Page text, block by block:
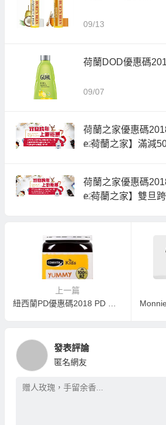
09/13
荷蘭DOD優惠碼
09/07
荷蘭之家優惠碼
e 荷蘭之家】滿減
12/25
荷蘭之家優惠碼
e 荷蘭之家】雙旦
12/24
上一篇
發表評論
匿名網友